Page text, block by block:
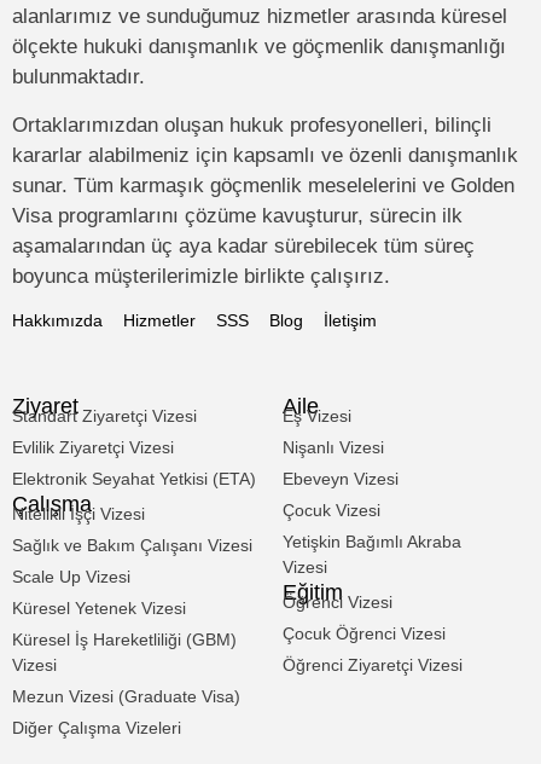
alanlarımız ve sunduğumuz hizmetler arasında küresel
ölçekte hukuki danışmanlık ve göçmenlik danışmanlığı
bulunmaktadır.
Ortaklarımızdan oluşan hukuk profesyonelleri, bilinçli
kararlar alabilmeniz için kapsamlı ve özenli danışmanlık
sunar. Tüm karmaşık göçmenlik meselelerini ve Golden
Visa programlarını çözüme kavuşturur, sürecin ilk
aşamalarından üç aya kadar sürebilecek tüm süreç
boyunca müşterilerimizle birlikte çalışırız.
Hakkımızda Hizmetler SSS Blog İletişim
Ziyaret
Standart Ziyaretçi Vizesi
Evlilik Ziyaretçi Vizesi
Elektronik Seyahat Yetkisi (ETA)
Çalışma
Nitelikli İşçi Vizesi
Sağlık ve Bakım Çalışanı Vizesi
Scale Up Vizesi
Küresel Yetenek Vizesi
Küresel İş Hareketliliği (GBM)
Vizesi
Mezun Vizesi (Graduate Visa)
Diğer Çalışma Vizeleri
Aile
Eş Vizesi
Nişanlı Vizesi
Ebeveyn Vizesi
Çocuk Vizesi
Yetişkin Bağımlı Akraba
Vizesi
Eğitim
Öğrenci Vizesi
Çocuk Öğrenci Vizesi
Öğrenci Ziyaretçi Vizesi